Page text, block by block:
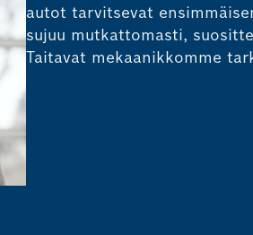
autot tarvitsevat
sujuu mutkattomasti,
Taitavat mekaanikkomme